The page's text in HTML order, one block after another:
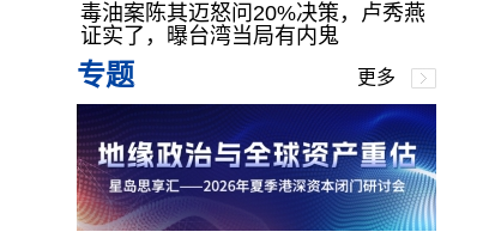
毒油案陈其迈怒问20%决策，卢秀燕
证实了，曝台湾当局有内鬼
专题 更多